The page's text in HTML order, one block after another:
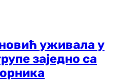
уживала у
заједно са